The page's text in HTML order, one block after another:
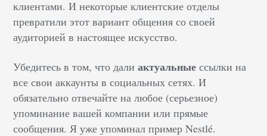
клиентами. И некоторые клиентские отделы
превратили этот вариант общения со своей
аудиторией в настоящее искусство.
Убедитесь в том, что далиактуальные ссылки на
все свои аккаунты в социальных сетях. И
обязательно отвечайте на любое (серьезное)
упоминание вашей компании или прямые
сообщения. Я уже упоминал пример Nestlé.